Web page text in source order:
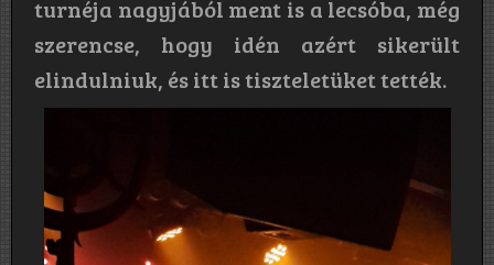
turnéja nagyjából ment is a lecsóba, még
szerencse, hogy idén azért sikerült
elindulniuk, és itt is tiszteletüket tették.